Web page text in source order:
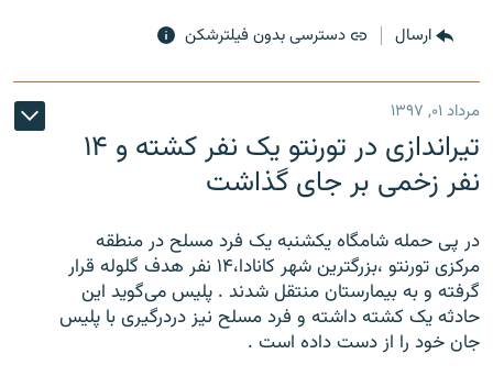
ارسال دسترسی بدون فیلترشکن
مرداد ۰۱, ۱۳۹۷
تیراندازی در تورنتو یک نفر کشته و ۱۴
نفر زخمی بر جای گذاشت
در پی حمله شامگاه یکشنبه یک فرد مسلح در منطقه
مرکزی تورنتو ،‌بزرگترین شهر کانادا،۱۴ نفر هدف گلوله قرار
گرفته و به بیمارستان منتقل شدند . پلیس می‌گوید این
حادثه یک کشته داشته و فرد مسلح نیز دردرگیری با پلیس
جان خود را از دست داده است .